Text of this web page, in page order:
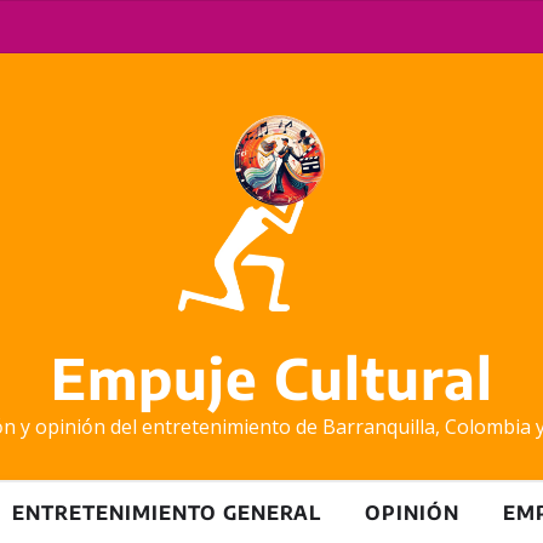
Empuje Cultural
y opinión del entretenimiento de Barranquilla, Colombia
ENTRETENIMIENTO GENERAL OPINIÓN